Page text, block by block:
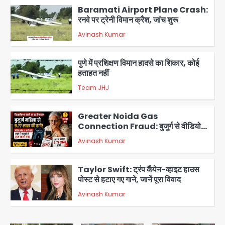
2
Baramati Airport Plane Crash:
रनवे पर ट्रेनी विमान क्रैश, जांच शुरू
Avinash Kumar
3
पुणे में प्रशिक्षण विमान हादसे का शिकार, कोई
हताहत नहीं
Team JHJ
4
Greater Noida Gas
Connection Fraud: बुजुर्ग से वीडियो
कॉल पर 9.77 लाख की साइबर फ्रॉड
Avinash Kumar
5
Taylor Swift: ट्रंप कैंपेन-व्हाइट हाउस
पोस्ट से हटाए गए गाने, जानें पूरा विवाद
Avinash Kumar